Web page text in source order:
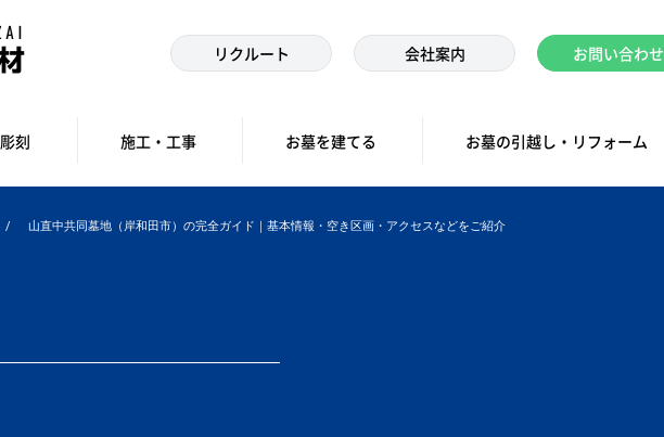
リクルート 会社案内 お問い合わせ
彫刻 施工・工事 お墓を建てる お墓の引越し・リフォーム
山直中共同墓地（岸和田市）の完全ガイド｜基本情報・空き区画・アクセスなどをご紹介